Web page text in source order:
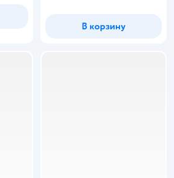
В корзину